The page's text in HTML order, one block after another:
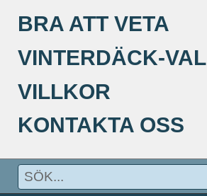
BRA ATT VETA
VINTERDÄCK-VAL
VILLKOR
KONTAKTA OSS